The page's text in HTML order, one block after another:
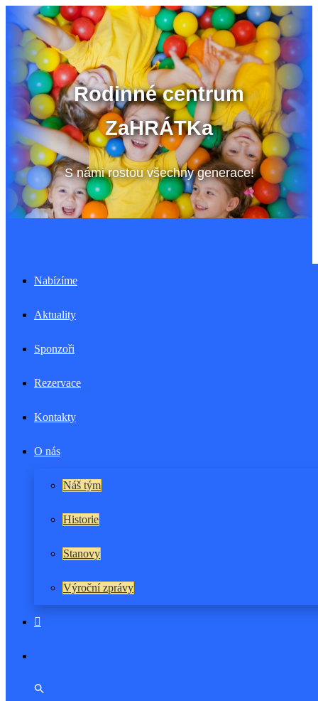
Přeskočit
na
obsah
Rodinné centrum
ZaHRÁTKa
S námi rostou všechny generace!
Nabízíme
Aktuality
Sponzoři
Rezervace
Kontakty
O nás
Náš tým
Historie
Stanovy
Výroční zprávy